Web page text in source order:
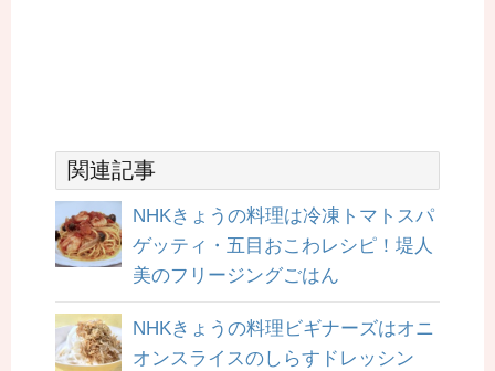
関連記事
NHKきょうの料理は冷凍トマトスパ
ゲッティ・五目おこわレシピ！堤人
美のフリージングごはん
NHKきょうの料理ビギナーズはオニ
オンスライスのしらすドレッシン